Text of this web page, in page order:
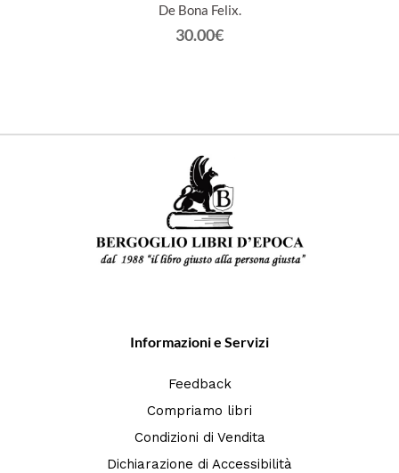
De Bona Felix.
30.00€
Informazioni e Servizi
Feedback
Compriamo libri
Condizioni di Vendita
Dichiarazione di Accessibilità